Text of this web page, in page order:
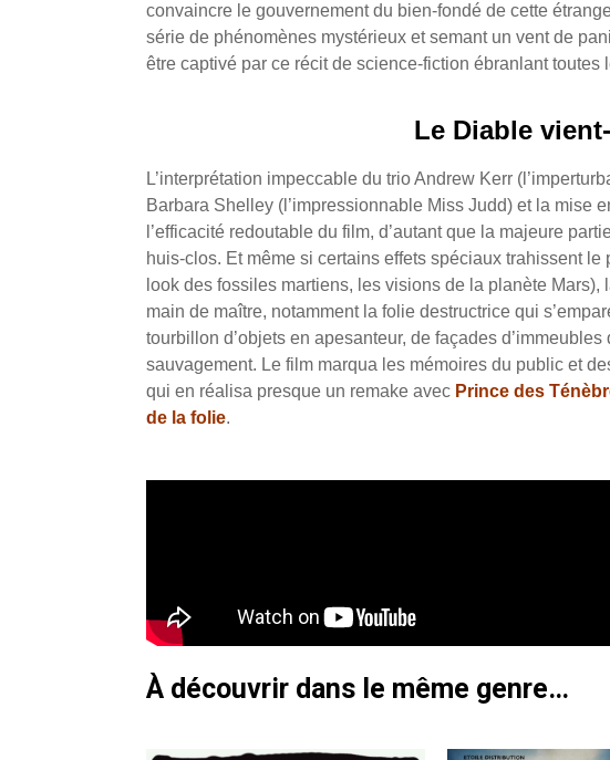
convaincre le gouvernement du bien-fondé de cette
série de phénomènes mystérieux et semant un vent de
être captivé par ce récit de science-fiction ébranlant toutes
Le Diable
L’interprétation impeccable du trio Andrew Kerr
Barbara Shelley (l’impressionnable Miss Judd) et la mise
l’efficacité redoutable du film, d’autant que la majeure
huis-clos. Et même si certains effets spéciaux trahissent
look des fossiles martiens, les visions de la planète
main de maître, notamment la folie destructrice qui
tourbillon d’objets en apesanteur, de façades d’immeubles
sauvagement. Le film marqua les mémoires du public et
qui en réalisa presque un remake avec Prince des
de la folie.
À découvrir dans le même genre…